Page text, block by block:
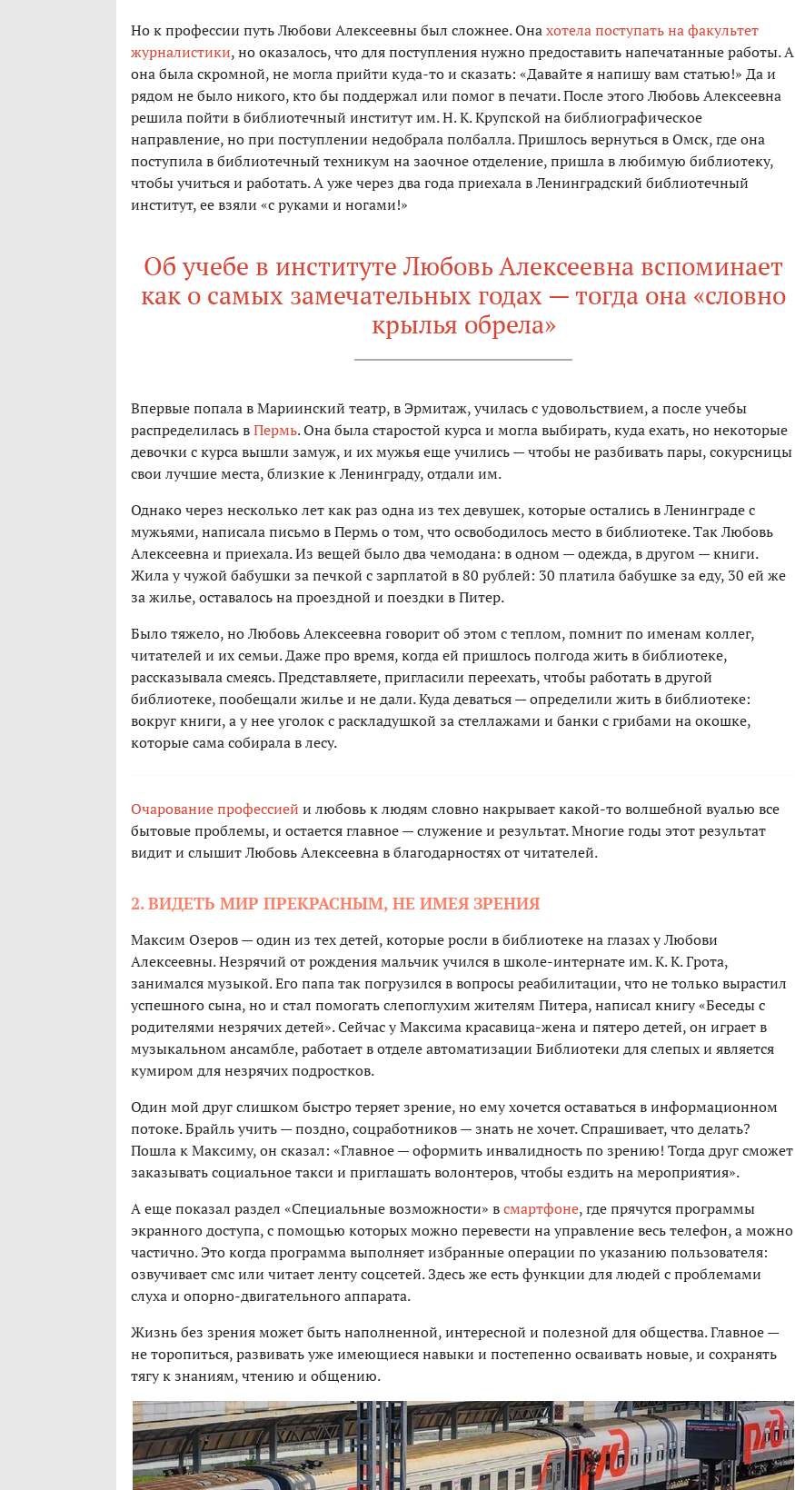
Но к профессии путь Любови Алексеевны был сложнее. Онахотелапоступать на факультет
журналистики, но оказалось, что для поступления нужно предоставить напечатанные работы. А
она была скромной, не могла прийти куда-то и сказать: «Давайте я напишу вам статью!» Да и
рядом не было никого, кто бы поддержал или помог в печати. После этого Любовь Алексеевна
решила пойти в библиотечный институт им. Н. К. Крупской на библиографическое
направление, но при поступлении недобрала полбалла. Пришлось вернуться в Омск, где она
поступила в библиотечный техникум на заочное отделение, пришла в любимую библиотеку,
чтобы учиться и работать. А уже через два года приехала в Ленинградский библиотечный
институт, ее взяли «с руками и ногами!»
Об учебе в институте Любовь Алексеевна вспоминает
как о самых замечательных годах — тогда она «словно
крылья обрела»
Впервые попала в Мариинский театр, в Эрмитаж, училась с удовольствием, а после учебы
распределилась вПермь. Она была старостой курса и могла выбирать, куда ехать, но некоторые
девочки с курса вышли замуж, и их мужья еще учились — чтобы не разбивать пары, сокурсницы
свои лучшие места, близкие к Ленинграду, отдали им.
Однако через несколько лет как раз одна из тех девушек, которые остались в Ленинграде с
мужьями, написала письмо в Пермь о том, что освободилось место в библиотеке. Так Любовь
Алексеевна и приехала. Из вещей было два чемодана: в одном — одежда, в другом — книги.
Жила у чужой бабушки за печкой с зарплатой в 80 рублей: 30 платила бабушке за еду, 30 ей же
за жилье, оставалось на проездной и поездки в Питер.
Было тяжело, но Любовь Алексеевна говорит об этом с теплом, помнит по именам коллег,
читателей и их семьи. Даже про время, когда ей пришлось полгода жить в библиотеке,
рассказывала смеясь. Представляете, пригласили переехать, чтобы работать в другой
библиотеке, пообещали жилье и не дали. Куда деваться — определили жить в библиотеке:
вокруг книги, а у нее уголок с раскладушкой за стеллажами и банки с грибами на окошке,
которые сама собирала в лесу.
Очарование профессией и любовь к людям словно накрывает какой-то волшебной вуалью все
бытовые проблемы, и остается главное — служение и результат. Многие годы этот результат
видит и слышит Любовь Алексеевна в благодарностях от читателей.
2. ВИДЕТЬ МИР ПРЕКРАСНЫМ, НЕ ИМЕЯ ЗРЕНИЯ
Максим Озеров — один из тех детей, которые росли в библиотеке на глазах у Любови
Алексеевны. Незрячий от рождения мальчик учился в школе-интернате им. К. К. Грота,
занимался музыкой. Его папа так погрузился в вопросы реабилитации, что не только вырастил
успешного сына, но и стал помогать слепоглухим жителям Питера, написал книгу «Беседы с
родителями незрячих детей». Сейчас у Максима красавица-жена и пятеро детей, он играет в
музыкальном ансамбле, работает в отделе автоматизации Библиотеки для слепых и является
кумиром для незрячих подростков.
Один мой друг слишком быстро теряет зрение, но ему хочется оставаться в информационном
потоке. Брайль учить — поздно, соцработников — знать не хочет. Спрашивает, что делать?
Пошла к Максиму, он сказал: «Главное — оформить инвалидность по зрению! Тогда друг сможет
заказывать социальное такси и приглашать волонтеров, чтобы ездить на мероприятия».
А еще показал раздел «Специальные возможности» всмартфоне, где прячутся программы
экранного доступа, с помощью которых можно перевести на управление весь телефон, а можно
частично. Это когда программа выполняет избранные операции по указанию пользователя:
озвучивает смс или читает ленту соцсетей. Здесь же есть функции для людей с проблемами
слуха и опорно-двигательного аппарата.
Жизнь без зрения может быть наполненной, интересной и полезной для общества. Главное —
не торопиться, развивать уже имеющиеся навыки и постепенно осваивать новые, и сохранять
тягу к знаниям, чтению и общению.